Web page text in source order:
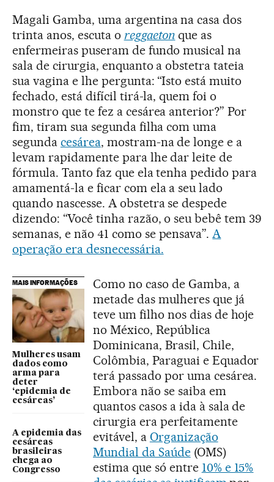
Magali Gamba, uma argentina na casa dos
trinta anos, escuta o reggaeton que as
enfermeiras puseram de fundo musical na
sala de cirurgia, enquanto a obstetra tateia
sua vagina e lhe pergunta: “Isto está muito
fechado, está difícil tirá-la, quem foi o
monstro que te fez a cesárea anterior?” Por
fim, tiram sua segunda filha com uma
segunda cesárea, mostram-na de longe e a
levam rapidamente para lhe dar leite de
fórmula. Tanto faz que ela tenha pedido para
amamentá-la e ficar com ela a seu lado
quando nascesse. A obstetra se despede
dizendo: “Você tinha razão, o seu bebê tem 39
semanas, e não 41 como se pensava”. A
operação era desnecessária.
MAIS INFORMAÇÕES
Mulheres usam
dados como
arma para
deter
‘epidemia de
cesáreas’
A epidemia das
cesáreas
brasileiras
chega ao
Congresso
Como no caso de Gamba, a
metade das mulheres que já
teve um filho nos dias de hoje
no México, República
Dominicana, Brasil, Chile,
Colômbia, Paraguai e Equador
terá passado por uma cesárea.
Embora não se saiba em
quantos casos a ida à sala de
cirurgia era perfeitamente
evitável, a Organização
Mundial da Saúde(OMS)
estima que só entre 10% e 15%